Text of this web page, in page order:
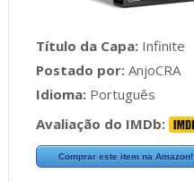
Título da Capa:Infinite
Postado por:AnjoCRA
Idioma:Português
Avaliação do IMDb:
Comprar este item na Amazon!